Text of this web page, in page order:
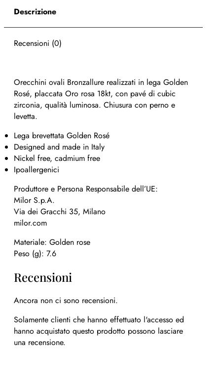
Descrizione
Recensioni (0)
Orecchini ovali Bronzallure realizzati in lega Golden
Rosé, placcata Oro rosa 18kt, con pavé di cubic
zirconia, qualità luminosa. Chiusura con perno e
levetta.
Lega brevettata Golden Rosé
Designed and made in Italy
Nickel free, cadmium free
Ipoallergenici
Produttore e Persona Responsabile dell’UE:
Milor S.p.A.
Via dei Gracchi 35, Milano
milor.com
Materiale: Golden rose
Peso (g): 7.6
Recensioni
Ancora non ci sono recensioni.
Solamente clienti che hanno effettuato l'accesso ed
hanno acquistato questo prodotto possono lasciare
una recensione.